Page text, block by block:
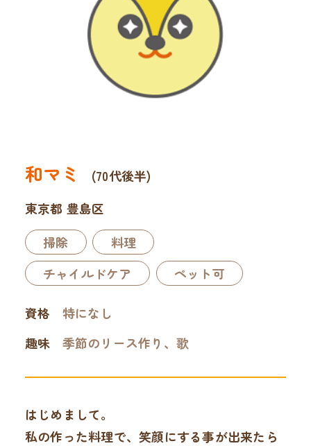
和マミ
(70代後半)
東京都 豊島区
掃除
料理
チャイルドケア
ペット可
資格
特になし
趣味
季節のリース作り、歌
はじめまして。
私の作った料理で、笑顔にする事が出来たら